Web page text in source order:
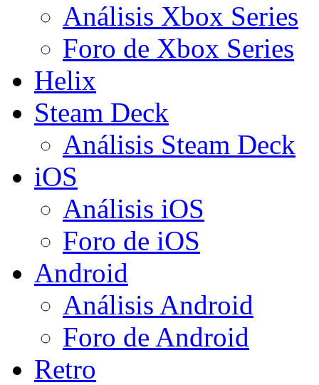
Análisis Xbox Series
Foro de Xbox Series
Helix
Steam Deck
Análisis Steam Deck
iOS
Análisis iOS
Foro de iOS
Android
Análisis Android
Foro de Android
Retro